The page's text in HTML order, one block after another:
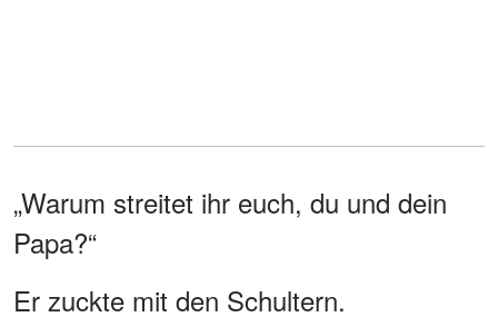
„Warum streitet ihr euch, du und dein
Papa?“
Er zuckte mit den Schultern.